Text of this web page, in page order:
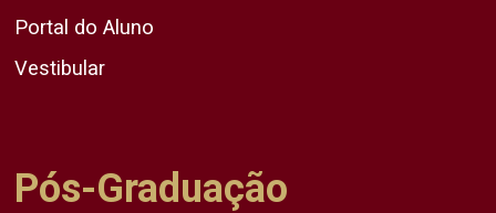
Portal do Aluno
Vestibular
Pós-Graduação